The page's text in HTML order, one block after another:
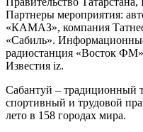
Партнеры мероприятия:
«КАМАЗ», компания
«Сабиль».
радиостанция «Восток
Известия iz.
Сабантуй – традиционный
спортивный и трудовой
лето в 158 городах мира.